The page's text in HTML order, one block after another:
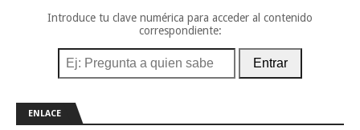
Introduce tu clave numérica para acceder al contenido
correspondiente:
Entrar
ENLACE